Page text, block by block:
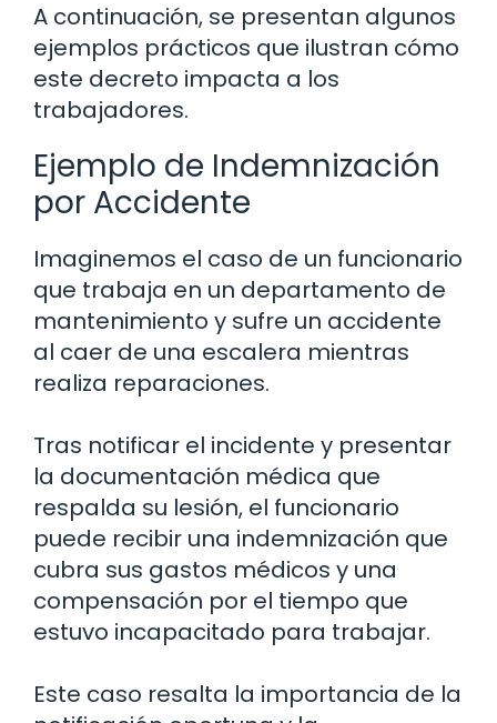
A continuación, se presentan algunos
ejemplos prácticos que ilustran cómo
este decreto impacta a los
trabajadores.
Ejemplo de Indemnización
por Accidente
Imaginemos el caso de un funcionario
que trabaja en un departamento de
mantenimiento y sufre un accidente
al caer de una escalera mientras
realiza reparaciones.
Tras notificar el incidente y presentar
la documentación médica que
respalda su lesión, el funcionario
puede recibir una indemnización que
cubra sus gastos médicos y una
compensación por el tiempo que
estuvo incapacitado para trabajar.
Este caso resalta la importancia de la